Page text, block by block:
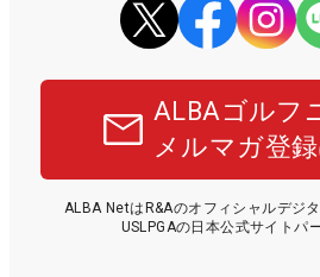
ALBAゴルフ
メルマガ登
ALBA NetはR&Aのオフィシャルデジ
USLPGAの日本公式サイトパ